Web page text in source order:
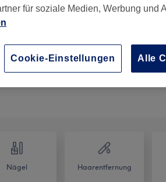
Nägel Haarentfernung
für soziale Medien, Werbung und
Alle
Cookie-Einstellungen